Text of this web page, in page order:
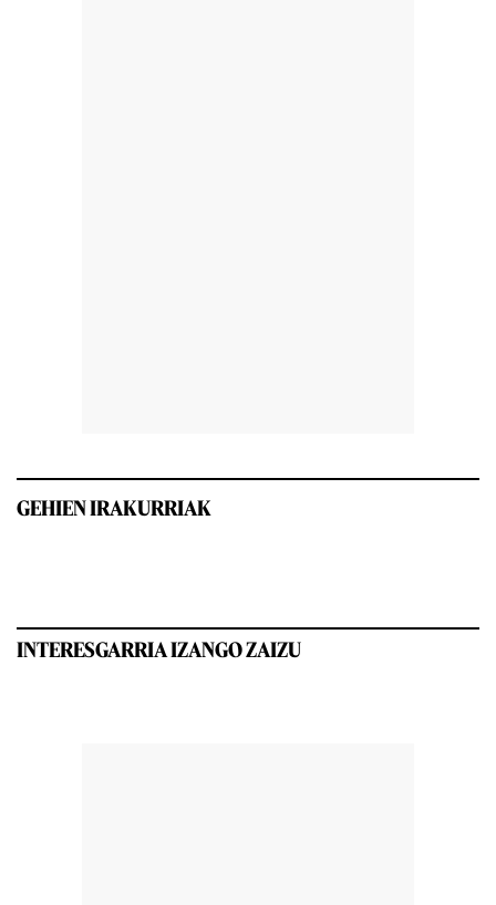
GEHIEN IRAKURRIAK
INTERESGARRIA IZANGO ZAIZU